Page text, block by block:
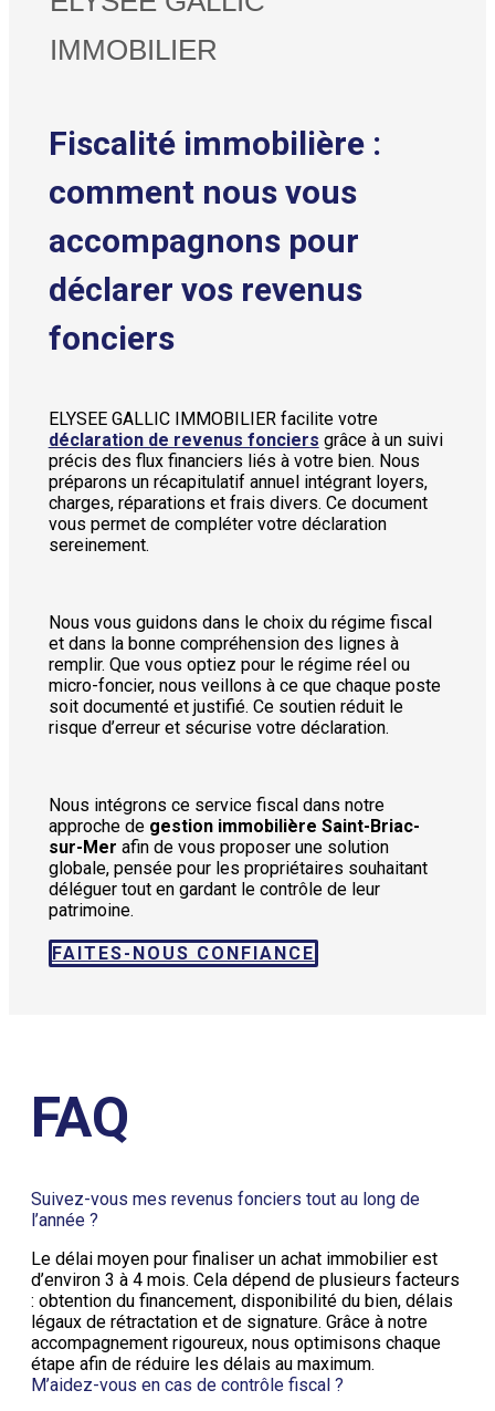
IMMOBILIER
Fiscalité immobilière :
comment nous vous
accompagnons pour
déclarer vos revenus
fonciers
ELYSEE GALLIC IMMOBILIER facilite votre
déclaration de revenus fonciers grâce à un suivi
précis des flux financiers liés à votre bien. Nous
préparons un récapitulatif annuel intégrant loyers,
charges, réparations et frais divers. Ce document
vous permet de compléter votre déclaration
sereinement.
Nous vous guidons dans le choix du régime fiscal
et dans la bonne compréhension des lignes à
remplir. Que vous optiez pour le régime réel ou
micro-foncier, nous veillons à ce que chaque poste
soit documenté et justifié. Ce soutien réduit le
risque d’erreur et sécurise votre déclaration.
Nous intégrons ce service fiscal dans notre
approche de gestion immobilière Saint-Briac-
sur-Mer afin de vous proposer une solution
globale, pensée pour les propriétaires souhaitant
déléguer tout en gardant le contrôle de leur
patrimoine.
FAITES-NOUS CONFIANCE
FAQ
Suivez-vous mes revenus fonciers tout au long de
l’année ?
Le délai moyen pour finaliser un achat immobilier est
d’environ 3 à 4 mois. Cela dépend de plusieurs facteurs
: obtention du financement, disponibilité du bien, délais
légaux de rétractation et de signature. Grâce à notre
accompagnement rigoureux, nous optimisons chaque
étape afin de réduire les délais au maximum.
M’aidez-vous en cas de contrôle fiscal ?